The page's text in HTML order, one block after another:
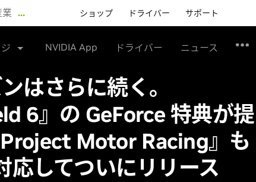
業 … ショップ ドライバー サポート
NVIDIA App ドライバー ニュース
はさらに続く。
6』の GeForce 特典が提
Motor Racing』も
応してついにリリース